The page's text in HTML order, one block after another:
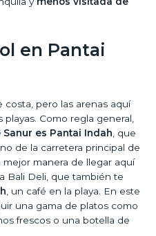
en Pantai
pero las arenas aquí
Como regla general,
Sanur es Pantai Indah , que
de la carretera principal de
mejor manera de llegar aquí
Bali Deli, que también te
, un café en la playa. En este
una gama de platos como
frescos o una botella de